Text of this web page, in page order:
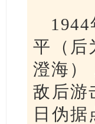
平（后
澄海）
敌后游
日伪